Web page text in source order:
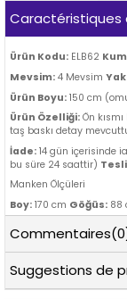
Caractéristiques
Ürün Kodu: ELB62
Mevsim: 4 Mevsim
Ürün Boyu: 150 cm
Ürün Özelliği: Ön
taş baskı detay
İade: 14 gün içerisinde
bu süre 24 saattir)
Manken Ölçüleri
Boy: 170 cm Göğüs: 88
Commentaires
Suggestions de